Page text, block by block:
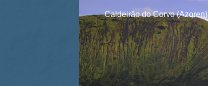
Caldeirão do Corvo (Azoren)